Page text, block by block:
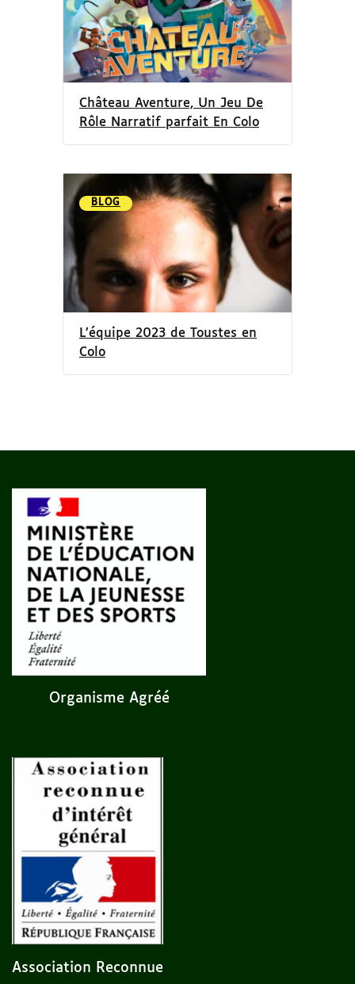
Château Aventure, Un Jeu De
Rôle Narratif parfait En Colo
BLOG
L’équipe 2023 de Toustes en
Colo
Organisme Agréé
Association Reconnue